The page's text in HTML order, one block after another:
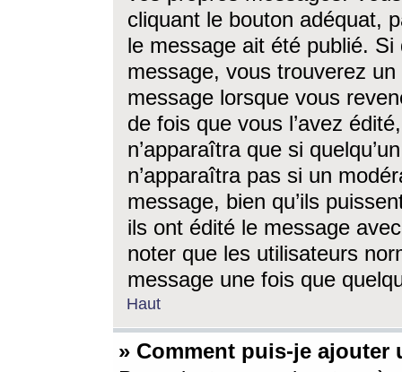
cliquant le bouton adéquat,
le message ait été publié. Si
message, vous trouverez
message lorsque vous
de fois que vous l’avez
n’apparaîtra que si
n’apparaîtra pas si un
message, bien qu’ils
ils ont édité le message
noter que les utilisateurs
message une fois que
Haut
» Comment puis-je ajouter